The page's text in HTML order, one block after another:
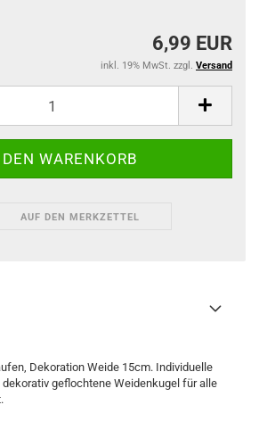
6,99 EUR
inkl. 19% MwSt. zzgl. Versand
AUF DEN MERKZETTEL
Dekoration Weide 15cm. Individuelle
geflochtene Weidenkugel für alle